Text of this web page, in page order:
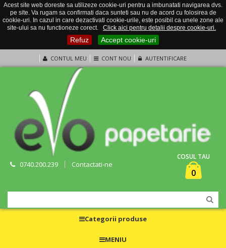
Acest site web doreste sa utilizeze cookie-uri pentru a imbunatati navigarea dvs.
pe site. Va rugam sa confirmati daca sunteti sau nu de acord cu folosirea de
cookie-uri. In cazul in care dezactivati cookie-urile, este posibil ca unele zone ale
site-ului sa nu functioneze corect.
Click aici pentru detalii despre cookie-uri.
Refuz Accept cookie-uri
CONTUL MEU CONT NOU AUTENTIFICARE
0740.200.239 Contactati-ne
COSUL TAU
0
Categorii produse
MENIU